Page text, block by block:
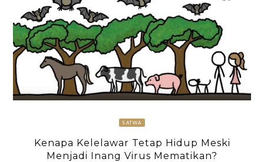
SATWA
Kenapa Kelelawar Tetap Hidup Meski
Menjadi Inang Virus Mematikan?